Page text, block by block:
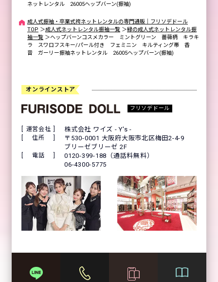
ネットレンタル 26005ヘップバーン(振袖)
成人式振袖・卒業式袴ネットレンタルの専門通販｜フリソデドール
TOP ＞成人式ネットレンタル振袖一覧 ＞緑の成人式ネットレンタル振
袖一覧 ＞ヘップバーンコスメカラー ミントグリーン 薔薇柄 キラキ
ラ スワロフスキー/パール付き フェミニン キルティング帯 香
音 ガーリー振袖ネットレンタル 26005ヘップバーン(振袖)
オンラインストア
フリソデドール
運営会社 株式会社 ワイズ - Y's -
住所
〒530-0001 大阪府大阪市北区梅田2-4-9
ブリーゼブリーゼ 2F
電話
0120-399-188（通話料無料）
06-4300-5775